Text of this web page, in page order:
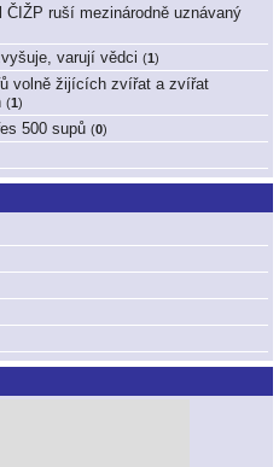
ruší mezinárodně uznávaný
varují vědci (1 )
volně žijících zvířat a zvířat
(1 )
500 supů (0)